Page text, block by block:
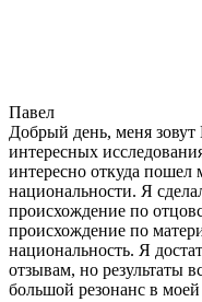
Павел
Добрый день, меня зовут
интересных
интересно откуда пошел
национальности. Я
происхождение по
происхождение по
национальность. Я
отзывам, но результаты
большой резонанс в